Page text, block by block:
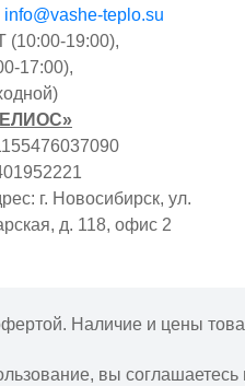
info@vashe-teplo.su
(10:00-19:00),
17:00),
г. Новосибирск, ул.
д. 118, офис 2
Наличие и цены
Интернет-магазин
вы